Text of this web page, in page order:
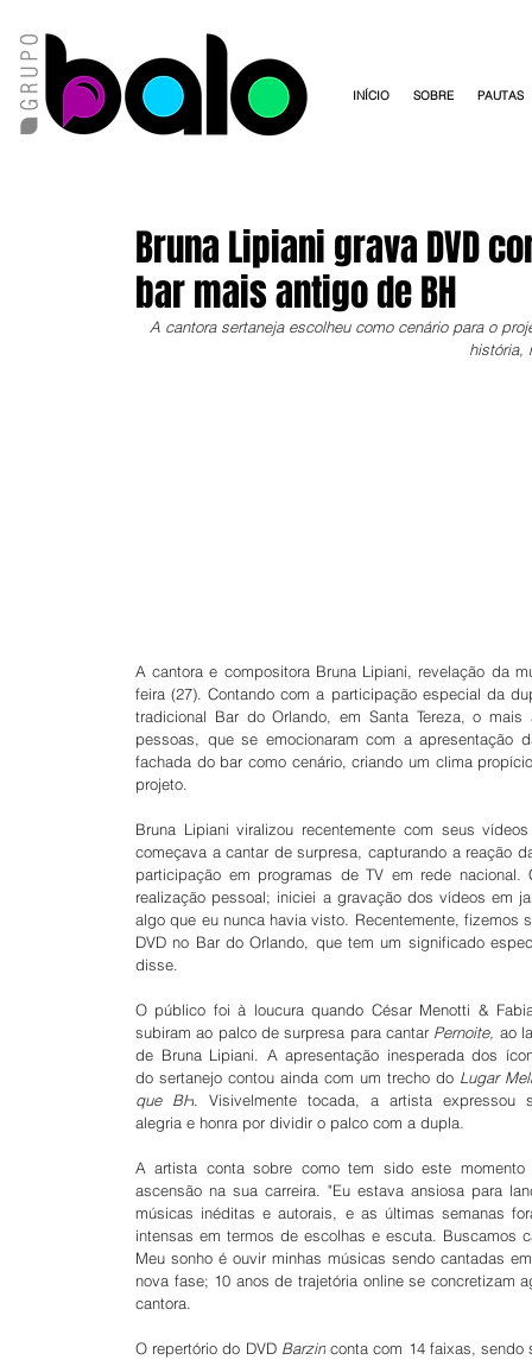
INÍCIO SOBRE PAUTAS
Bruna Lipiani grava DVD
bar mais antigo de BH
A cantora sertaneja escolheu como cenário para o
história,
A cantora e compositora Bruna Lipiani, revelação da
feira (27). Contando com a participação especial da
tradicional Bar do Orlando, em Santa Tereza, o
pessoas, que se emocionaram com a
fachada do bar como cenário, criando um clima
projeto.
Bruna Lipiani viralizou recentemente com seus
começava a cantar de surpresa, capturando a reação
participação em programas de TV em rede
realização pessoal; iniciei a gravação dos vídeos em
algo que eu nunca havia visto. Recentemente, fizemos
DVD no Bar do Orlando, que tem um significado
disse.
O público foi à loucura quando César Menotti &
subiram ao palco de surpresa para cantar Pernoite, ao
de Bruna Lipiani. A apresentação inesperada dos
do sertanejo contou ainda com um trecho do Lugar
que BH. Visivelmente tocada, a artista expressou
alegria e honra por dividir o palco com a dupla.
A artista conta sobre como tem sido este momento
ascensão na sua carreira. "Eu estava ansiosa para
músicas inéditas e autorais, e as últimas semanas
intensas em termos de escolhas e escuta. Buscamos
Meu sonho é ouvir minhas músicas sendo cantadas
nova fase; 10 anos de trajetória online se concretizam
cantora.
O repertório do DVD Barzin conta com 14 faixas, sendo